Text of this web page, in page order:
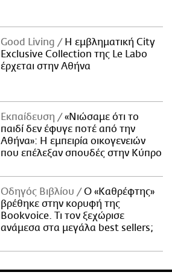
Good Living
Η εμβληματική City
Exclusive Collection της Le Labo
έρχεται στην Αθήνα
Εκπαίδευση
«Νιώσαμε ότι το
παιδί δεν έφυγε ποτέ από την
Αθήνα»: Η εμπειρία οικογενειών
που επέλεξαν σπουδές στην Κύπρο
Οδηγός Βιβλίου
Ο «Καθρέφτης»
βρέθηκε στην κορυφή της
Bookvoice. Τι τον ξεχώρισε
ανάμεσα στα μεγάλα best sellers;